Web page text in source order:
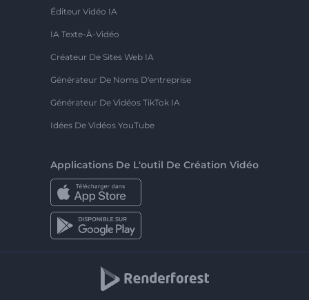
Éditeur Vidéo IA
IA Texte-À-Vidéo
Créateur De Sites Web IA
Générateur De Noms D'entreprise
Générateur De Vidéos TikTok IA
Idées De Vidéos YouTube
Applications De L'outil De Création Vidéo